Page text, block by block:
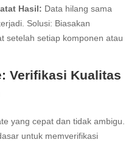
Hasil: Data hilang sama
Solusi: Biasakan
setelah setiap komponen atau
Verifikasi Kualitas
yang cepat dan tidak ambigu.
untuk memverifikasi